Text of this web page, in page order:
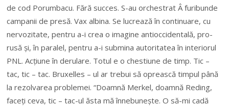
de cod Porumbacu. Fără succes. S-au orchestrat Â furibunde
campanii de presă. Vax albina. Se lucrează în continuare, cu
nervozitate, pentru a-i crea o imagine antioccidentală, pro-
rusă și, în paralel, pentru a-i submina autoritatea în interiorul
PNL. Acțiune în derulare. Totul e o chestiune de timp. Tic –
tac, tic – tac. Bruxelles – ul ar trebui să oprească timpul până
la rezolvarea problemei. “Doamnă Merkel, doamnă Reding,
faceți ceva, tic – tac-ul ăsta mă înnebunește. O să-mi cadă